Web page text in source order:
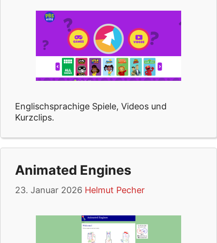
Englischsprachige Spiele, Videos und
Kurzclips.
Animated Engines
23. Januar 2026 Helmut Pecher